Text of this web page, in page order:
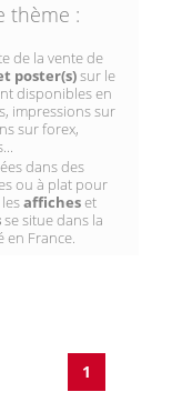
thème :
de la vente de
poster(s)sur le
disponibles en
impressions sur
sur forex,
dans des
ou à plat pour
afficheset
se situe dans la
en France.
1